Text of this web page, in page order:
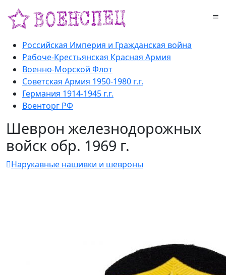
Российская Империя и Гражданская война
Рабоче-Крестьянская Красная Армия
Военно-Морской Флот
Советская Армия 1950-1980 г.г.
Германия 1914-1945 г.г.
Военторг РФ
Шеврон железнодорожных
войск обр. 1969 г.
Нарукавные нашивки и шевроны